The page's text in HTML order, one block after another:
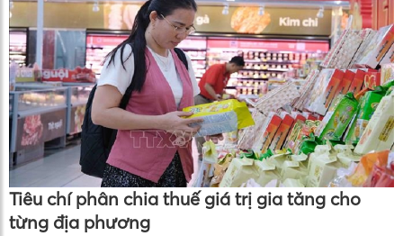
Tiêu chí phân chia thuế giá trị gia tăng cho
từng địa phương